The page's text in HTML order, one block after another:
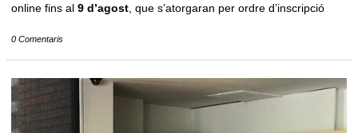
online fins al 9 d’agost , que s’atorgaran per ordre d’inscripció
0 Comentaris